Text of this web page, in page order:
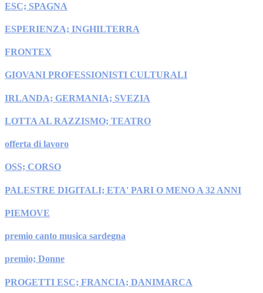
ESC; SPAGNA
ESPERIENZA; INGHILTERRA
FRONTEX
GIOVANI PROFESSIONISTI CULTURALI
IRLANDA; GERMANIA; SVEZIA
LOTTA AL RAZZISMO; TEATRO
offerta di lavoro
OSS; CORSO
PALESTRE DIGITALI; ETA' PARI O MENO A 32 ANNI
PIEMOVE
premio canto musica sardegna
premio; Donne
PROGETTI ESC; FRANCIA; DANIMARCA